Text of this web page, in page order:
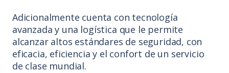
Adicionalmente cuenta con tecnología
avanzada y una logística que le permite
alcanzar altos estándares de seguridad, con
eficacia, eficiencia y el confort de un servicio
de clase mundial.